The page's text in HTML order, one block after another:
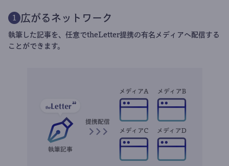
1 広がるネットワーク
執筆した記事を、任意でtheLetter提携の有名メディアへ配信する
ことができます。